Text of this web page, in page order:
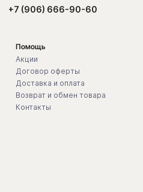
+7 (906) 666-90-60
Помощь
Акции
Договор оферты
Доставка и оплата
Возврат и обмен товара
Контакты